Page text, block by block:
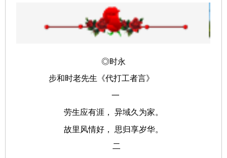
◎时永
步和时老先生《代打工者言》
一
劳生应有涯， 异域久为家。
故里风情好， 思归享岁华。
二